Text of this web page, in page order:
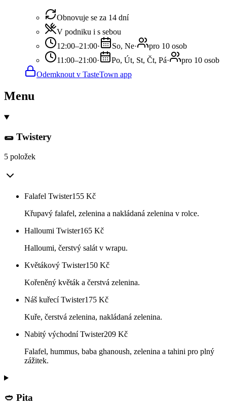
Obnovuje se za 14 dní
V podniku i s sebou
12:00–21:00· So, Ne·
pro 10 osob
11:00–21:00· Po, Út, St, Čt, Pá·
pro 10 osob
Odemknout v TasteTown app
Menu
🌯 Twistery
5 položek
Falafel Twister155 Kč
Křupavý falafel, zelenina a nakládaná zelenina v rolce.
Halloumi Twister165 Kč
Halloumi, čerstvý salát v wrapu.
Květákový Twister150 Kč
Kořeněný květák a čerstvá zelenina.
Náš kuřecí Twister175 Kč
Kuře, čerstvá zelenina, nakládaná zelenina.
Nabitý východní Twister209 Kč
Falafel, hummus, baba ghanoush, zelenina a tahini pro plný
zážitek.
🥙 Pita